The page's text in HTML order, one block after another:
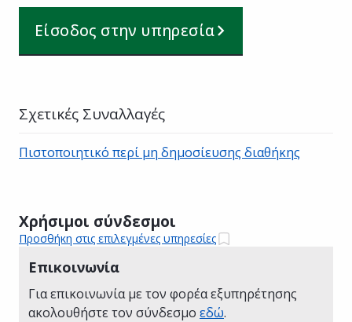
Είσοδος στην υπηρεσία
Χρήσιμοι σύνδεσμοι
Προσθήκη στις επιλεγμένες υπηρεσίες
Επικοινωνία
Για επικοινωνία με τον φορέα εξυπηρέτησης
ακολουθήστε τον σύνδεσμο εδώ.
Σχετικές Συναλλαγές
Πιστοποιητικό περί μη δημοσίευσης διαθήκης